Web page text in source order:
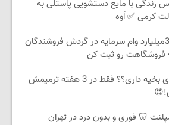
زندگی با مایع دستشویی پاستلی به
کرمی ✅ اَوه
تا 3میلیارد وام سرمایه در گردش فروشندگان
فروشگاهت رو ثبت کن
جای بخیه داری؟؟ فقط در 3 هفته ترمیمش
🦷 فوری و بدون درد در تهران